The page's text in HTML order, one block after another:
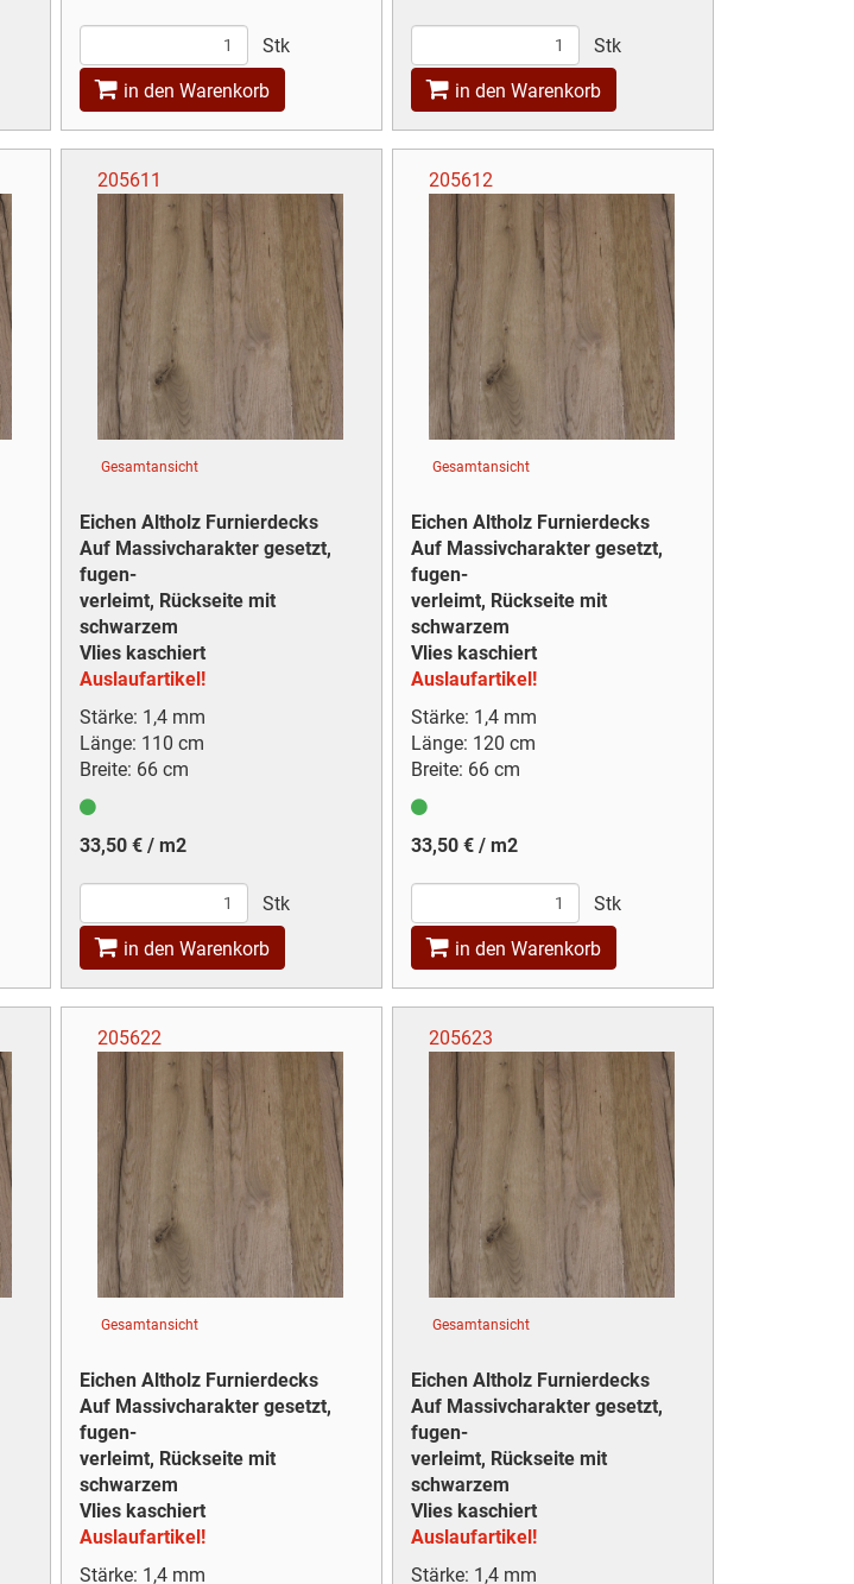
Stk
in den Warenkorb
Stk
in den Warenkorb
205611
Gesamtansicht
Eichen Altholz Furnierdecks
Auf Massivcharakter gesetzt,
fugen-
verleimt, Rückseite mit
schwarzem
Vlies kaschiert
Auslaufartikel!
Stärke: 1,4 mm
Länge: 110 cm
Breite: 66 cm
33,50 € / m2
Stk
in den Warenkorb
205612
Gesamtansicht
Eichen Altholz Furnierdecks
Auf Massivcharakter gesetzt,
fugen-
verleimt, Rückseite mit
schwarzem
Vlies kaschiert
Auslaufartikel!
Stärke: 1,4 mm
Länge: 120 cm
Breite: 66 cm
33,50 € / m2
Stk
in den Warenkorb
205622
Gesamtansicht
Eichen Altholz Furnierdecks
Auf Massivcharakter gesetzt,
fugen-
verleimt, Rückseite mit
schwarzem
Vlies kaschiert
Auslaufartikel!
Stärke: 1,4 mm
205623
Gesamtansicht
Eichen Altholz Furnierdecks
Auf Massivcharakter gesetzt,
fugen-
verleimt, Rückseite mit
schwarzem
Vlies kaschiert
Auslaufartikel!
Stärke: 1,4 mm